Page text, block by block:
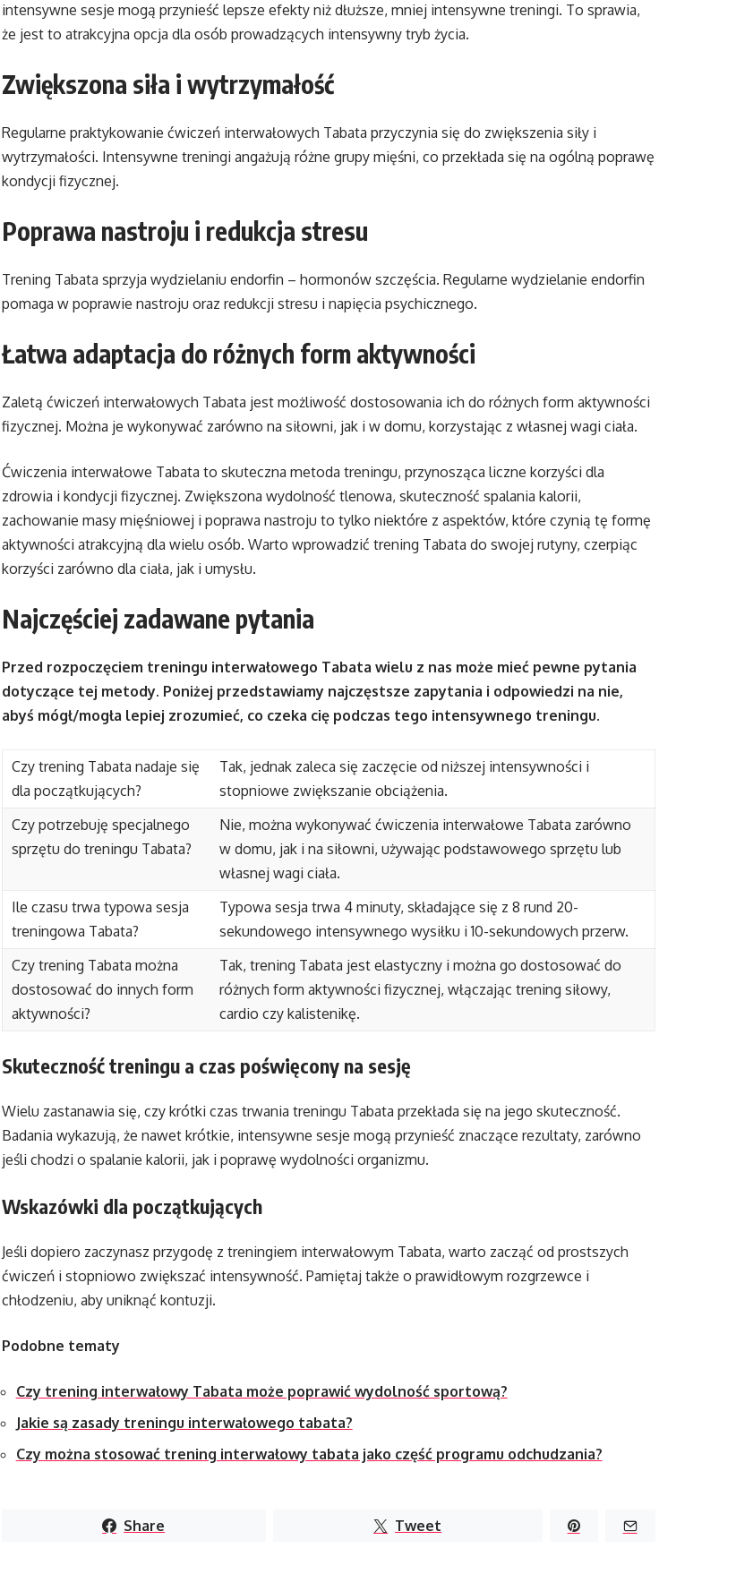
intensywne sesje mogą przynieść lepsze efekty niż dłuższe, mniej intensywne treningi. To sprawia,
że jest to atrakcyjna opcja dla osób prowadzących intensywny tryb życia.
Zwiększona siła i wytrzymałość
Regularne praktykowanie ćwiczeń interwałowych Tabata przyczynia się do zwiększenia siły i
wytrzymałości. Intensywne treningi angażują różne grupy mięśni, co przekłada się na ogólną poprawę
kondycji fizycznej.
Poprawa nastroju i redukcja stresu
Trening Tabata sprzyja wydzielaniu endorfin – hormonów szczęścia. Regularne wydzielanie endorfin
pomaga w poprawie nastroju oraz redukcji stresu i napięcia psychicznego.
Łatwa adaptacja do różnych form aktywności
Zaletą ćwiczeń interwałowych Tabata jest możliwość dostosowania ich do różnych form aktywności
fizycznej. Można je wykonywać zarówno na siłowni, jak i w domu, korzystając z własnej wagi ciała.
Ćwiczenia interwałowe Tabata to skuteczna metoda treningu, przynosząca liczne korzyści dla
zdrowia i kondycji fizycznej. Zwiększona wydolność tlenowa, skuteczność spalania kalorii,
zachowanie masy mięśniowej i poprawa nastroju to tylko niektóre z aspektów, które czynią tę formę
aktywności atrakcyjną dla wielu osób. Warto wprowadzić trening Tabata do swojej rutyny, czerpiąc
korzyści zarówno dla ciała, jak i umysłu.
Najczęściej zadawane pytania
Przed rozpoczęciem treningu interwałowego Tabata wielu z nas może mieć pewne pytania
dotyczące tej metody. Poniżej przedstawiamy najczęstsze zapytania i odpowiedzi na nie,
abyś mógł/mogła lepiej zrozumieć, co czeka cię podczas tego intensywnego treningu.
Czy trening Tabata nadaje się
dla początkujących?
Tak, jednak zaleca się zaczęcie od niższej intensywności i
stopniowe zwiększanie obciążenia.
Czy potrzebuję specjalnego
sprzętu do treningu Tabata?
Nie, można wykonywać ćwiczenia interwałowe Tabata zarówno
w domu, jak i na siłowni, używając podstawowego sprzętu lub
własnej wagi ciała.
Ile czasu trwa typowa sesja
treningowa Tabata?
Typowa sesja trwa 4 minuty, składające się z 8 rund 20-
sekundowego intensywnego wysiłku i 10-sekundowych przerw.
Czy trening Tabata można
dostosować do innych form
aktywności?
Tak, trening Tabata jest elastyczny i można go dostosować do
różnych form aktywności fizycznej, włączając trening siłowy,
cardio czy kalistenikę.
Skuteczność treningu a czas poświęcony na sesję
Wielu zastanawia się, czy krótki czas trwania treningu Tabata przekłada się na jego skuteczność.
Badania wykazują, że nawet krótkie, intensywne sesje mogą przynieść znaczące rezultaty, zarówno
jeśli chodzi o spalanie kalorii, jak i poprawę wydolności organizmu.
Wskazówki dla początkujących
Jeśli dopiero zaczynasz przygodę z treningiem interwałowym Tabata, warto zacząć od prostszych
ćwiczeń i stopniowo zwiększać intensywność. Pamiętaj także o prawidłowym rozgrzewce i
chłodzeniu, aby uniknąć kontuzji.
Podobne tematy
Czy trening interwałowy Tabata może poprawić wydolność sportową?
Jakie są zasady treningu interwałowego tabata?
Czy można stosować trening interwałowy tabata jako część programu odchudzania?
Share Tweet